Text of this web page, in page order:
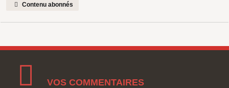
Contenu abonnés
VOS COMMENTAIRES